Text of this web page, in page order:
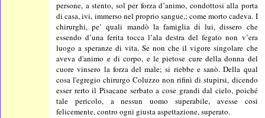
persone, a stento, sol per forza d’animo, condottosi alla porta
di casa, ivi, immerso nel proprio sangue,; come morto cadeva. I
chirurghi, pe’ quali mandò la famiglia di lui, dissero che
essendo d’una ferita tocca l’ala destra del fegato non v’era
luogo a speranze di vita. Se non che il vigore singolare che
aveva d'animo e di corpo, e le pietose cure della donna del
cuore vinsero la forza del male; si riebbe e sanò. Della qual
cosa l'egregio chirurgo Coluzzo non rifinì di stupirsi, dicendo
esser rerto il Pisacane serbato a cose grandi dal cielo, poiché
tale pericolo, a nessun uomo superabile, avesse cosi
felicemente, contro ogni giusta aspettazione, superato.